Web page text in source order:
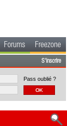
Forums Freezone
S'inscrire
Pass oublié ?